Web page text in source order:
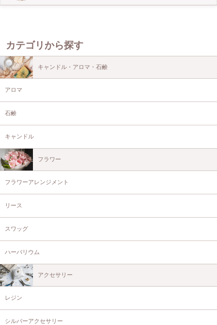
カテゴリから探す
キャンドル・アロマ・石鹸
アロマ
石鹸
キャンドル
フラワー
フラワーアレンジメント
リース
スワッグ
ハーバリウム
アクセサリー
レジン
シルバーアクセサリー